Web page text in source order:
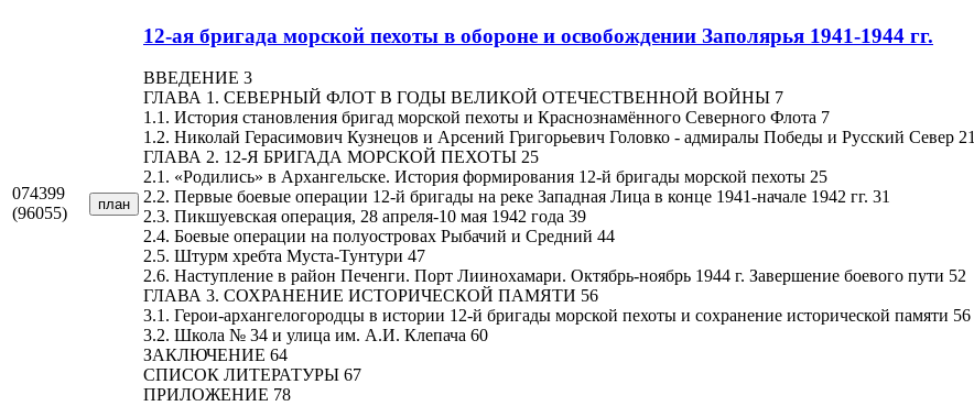
074399
(96055)
план
12-ая бригада морской пехоты в обороне и освобождении Заполярья 1941-1944 гг.
ВВЕДЕНИЕ 3
ГЛАВА 1. СЕВЕРНЫЙ ФЛОТ В ГОДЫ ВЕЛИКОЙ ОТЕЧЕСТВЕННОЙ ВОЙНЫ 7
1.1. История становления бригад морской пехоты и Краснознамённого Северного Флота 7
1.2. Николай Герасимович Кузнецов и Арсений Григорьевич Головко - адмиралы Победы и Русский Север 21
ГЛАВА 2. 12-Я БРИГАДА МОРСКОЙ ПЕХОТЫ 25
2.1. «Родились» в Архангельске. История формирования 12-й бригады морской пехоты 25
2.2. Первые боевые операции 12-й бригады на реке Западная Лица в конце 1941-начале 1942 гг. 31
2.3. Пикшуевская операция, 28 апреля-10 мая 1942 года 39
2.4. Боевые операции на полуостровах Рыбачий и Средний 44
2.5. Штурм хребта Муста-Тунтури 47
2.6. Наступление в район Печенги. Порт Лиинохамари. Октябрь-ноябрь 1944 г. Завершение боевого пути 52
ГЛАВА 3. СОХРАНЕНИЕ ИСТОРИЧЕСКОЙ ПАМЯТИ 56
3.1. Герои-архангелогородцы в истории 12-й бригады морской пехоты и сохранение исторической памяти 56
3.2. Школа № 34 и улица им. А.И. Клепача 60
ЗАКЛЮЧЕНИЕ 64
СПИСОК ЛИТЕРАТУРЫ 67
ПРИЛОЖЕНИЕ 78